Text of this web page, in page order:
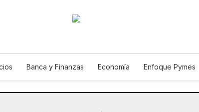
Banca y Finanzas Economía Enfoque Pymes